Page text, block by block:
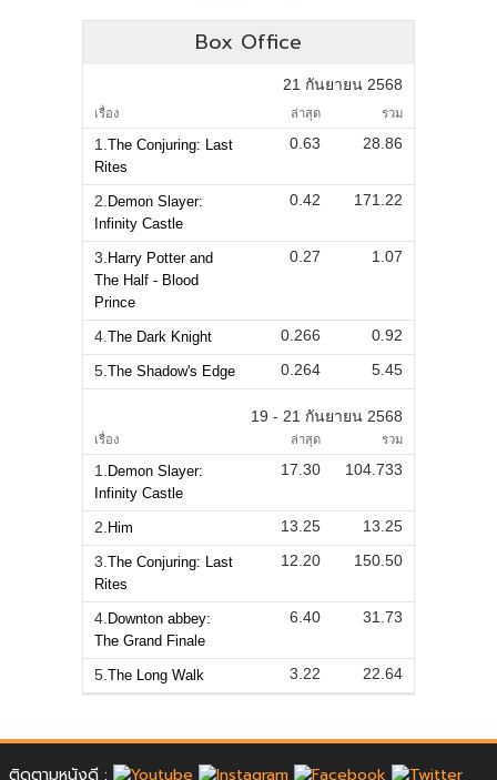
Box Office
21 กันยายน 2568
เรื่อง ล่าสุด รวม
1. The Conjuring: Last
Rites
0.63 28.86
2. Demon Slayer:
Infinity Castle
0.42 171.22
3. Harry Potter and
The Half - Blood
Prince
0.27 1.07
4. The Dark Knight 0.266
0.92
5. The Shadow's Edge 0.264 5.45
19 - 21 กันยายน 2568
เรื่อง ล่าสุด รวม
1. Demon Slayer:
Infinity Castle
17.30 104.733
2. Him 13.25
13.25
3. The Conjuring: Last
Rites
12.20 150.50
4. Downton abbey:
The Grand Finale
6.40 31.73
5. The Long Walk 3.22 22.64
ติดตามหนังดี :